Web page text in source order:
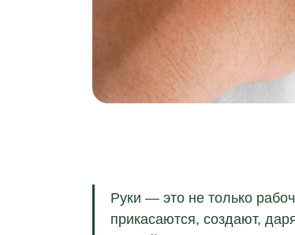
Руки — это не только
прикасаются, создают,